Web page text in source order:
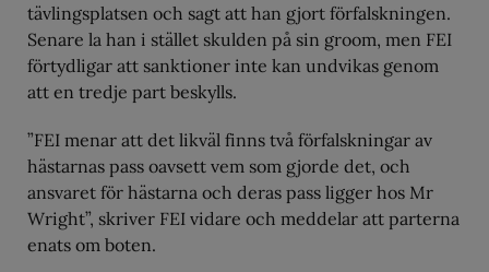
tävlingsplatsen och sagt att han gjort förfalskningen.
Senare la han i stället skulden på sin groom, men FEI
förtydligar att sanktioner inte kan undvikas genom
att en tredje part beskylls.
”FEI menar att det likväl finns två förfalskningar av
hästarnas pass oavsett vem som gjorde det, och
ansvaret för hästarna och deras pass ligger hos Mr
Wright”, skriver FEI vidare och meddelar att parterna
enats om boten.